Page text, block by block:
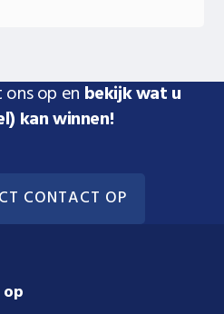
op en bekijk wat u
kan winnen!
CONTACT OP